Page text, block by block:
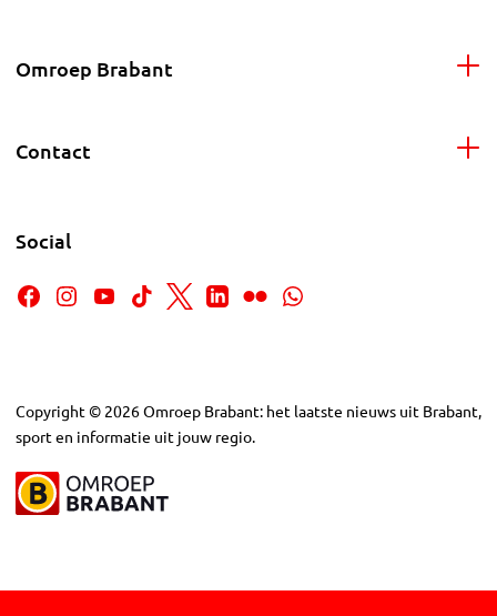
Omroep Brabant
Contact
Social
Copyright © 2026Omroep Brabant: het laatste nieuws uit Brabant,
sport en informatie uit jouw regio.